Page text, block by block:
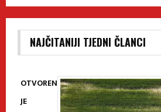
NAJČITANIJI TJEDNI ČLANCI
OTVOREN
JE